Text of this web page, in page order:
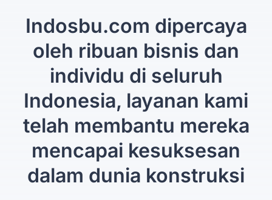
Indosbu.com dipercaya
oleh ribuan bisnis dan
individu di seluruh
Indonesia, layanan kami
telah membantu mereka
mencapai kesuksesan
dalam dunia konstruksi